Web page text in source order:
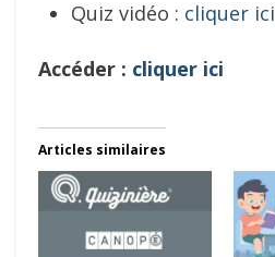
Quiz vidéo : cliquer ici
Accéder : cliquer ici
Articles similaires